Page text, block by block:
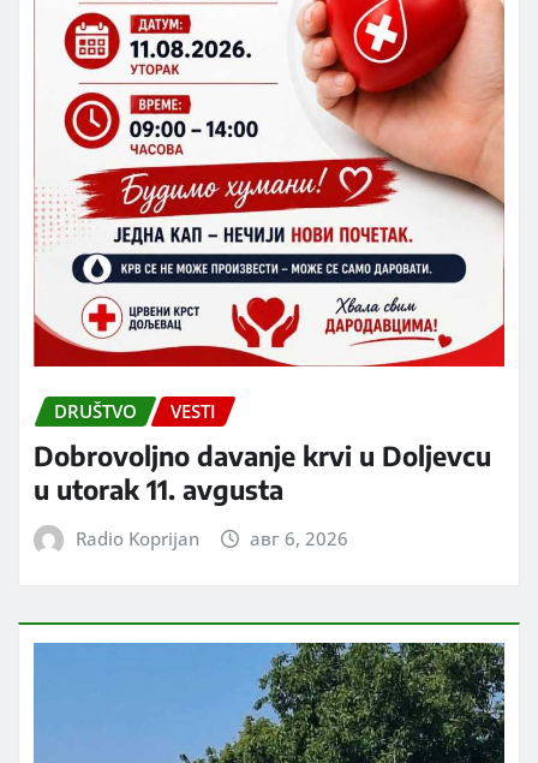
DRUŠTVO VESTI
Dobrovoljno davanje krvi u Doljevcu
u utorak 11. avgusta
Radio Koprijan авг 6, 2026